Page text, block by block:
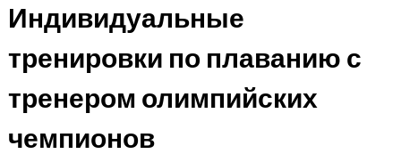
Индивидуальные
тренировки по плаванию с
тренером олимпийских
чемпионов